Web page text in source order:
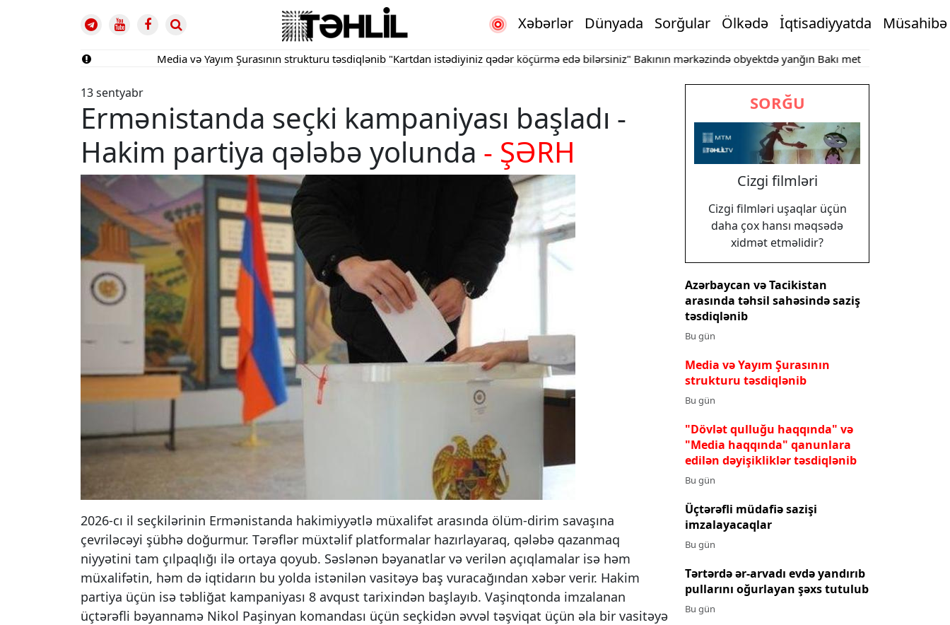
Xəbərlər Dünyada Sorğular Ölkədə İqtisadiyyatda Müsahibə
Media və Yayım Şurasının strukturu təsdiqlənib "Kartdan istədiyiniz qədər köçürmə edə bilərsiniz" Bakının mərkəzində obyektdə yanğınBakı metrosu iyulda 17 milyona
13 sentyabr
Ermənistanda seçki kampaniyası başladı -
Hakim partiya qələbə yolunda - ŞƏRH
2026-cı il seçkilərinin Ermənistanda hakimiyyətlə müxalifət arasında ölüm-dirim savaşına
çevriləcəyi şübhə doğurmur. Tərəflər müxtəlif platformalar hazırlayaraq, qələbə qazanmaq
niyyətini tam çılpaqlığı ilə ortaya qoyub. Səslənən bəyanatlar və verilən açıqlamalar isə həm
müxalifətin, həm də iqtidarın bu yolda istənilən vasitəyə baş vuracağından xəbər verir. Hakim
partiya üçün isə təbliğat kampaniyası 8 avqust tarixindən başlayıb. Vaşinqtonda imzalanan
üçtərəfli bəyannamə Nikol Paşinyan komandası üçün seçkidən əvvəl təşviqat üçün əla bir vasitəyə
SORĞU
Cizgi filmləri
Cizgi filmləri uşaqlar üçün
daha çox hansı məqsədə
xidmət etməlidir?
Azərbaycan və Tacikistan
arasında təhsil sahəsində saziş
təsdiqlənib
Bu gün
Media və Yayım Şurasının
strukturu təsdiqlənib
Bu gün
"Dövlət qulluğu haqqında" və
"Media haqqında" qanunlara
edilən dəyişikliklər təsdiqlənib
Bu gün
Üçtərəfli müdafiə sazişi
imzalayacaqlar
Bu gün
Tərtərdə ər-arvadı evdə yandırıb
pullarını oğurlayan şəxs tutulub
Bu gün